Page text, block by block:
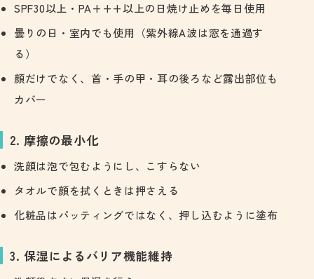
SPF30以上・PA+++以上の日焼け止めを毎日使用
曇りの日・室内でも使用（紫外線A波は窓を通過す
る）
顔だけでなく、首・手の甲・耳の後ろなど露出部位も
カバー
2. 摩擦の最小化
洗顔は泡で包むようにし、こすらない
タオルで顔を拭くときは押さえる
化粧品はパッティングではなく、押し込むように塗布
3. 保湿によるバリア機能維持